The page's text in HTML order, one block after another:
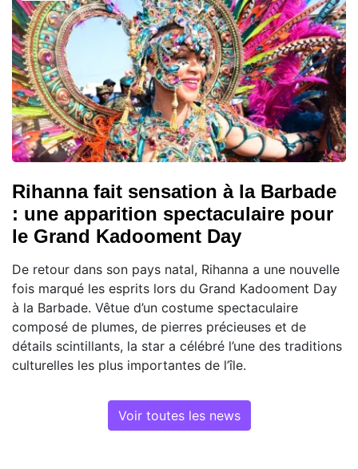
Rihanna fait sensation à la Barbade
: une apparition spectaculaire pour
le Grand Kadooment Day
De retour dans son pays natal, Rihanna a une nouvelle
fois marqué les esprits lors du Grand Kadooment Day
à la Barbade. Vêtue d’un costume spectaculaire
composé de plumes, de pierres précieuses et de
détails scintillants, la star a célébré l’une des traditions
culturelles les plus importantes de l’île.
Voir toutes les news